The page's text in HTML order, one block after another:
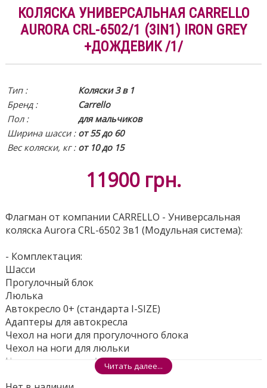
КОЛЯСКА УНИВЕРСАЛЬНАЯ CARRELLO
AURORA CRL-6502/1 (3IN1) IRON GREY
+ДОЖДЕВИК /1/
Тип :
Коляски 3 в 1
Бренд :
Carrello
Пол :
для мальчиков
Ширина шасси : от 55 до 60
Вес коляски, кг : от 10 до 15
11900 грн.
Флагман от компании CARRELLO - Универсальная
коляска Aurora CRL-6502 3в1 (Модульная система):
- Комплектация:
Шасси
Прогулочный блок
Люлька
Автокресло 0+ (стандарта I-SIZE)
Адаптеры для автокресла
Чехол на ноги для прогулочного блока
Чехол на ноги для люльки
Чехол на ноги для Автокресла
Дождевик универсальный (для люльки и
Читать далее...